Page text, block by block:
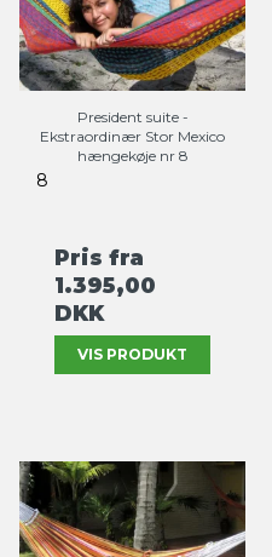
President suite -
Ekstraordinær Stor Mexico
hængekøje nr 8
8
Pris fra
1.395,00
DKK
VIS PRODUKT